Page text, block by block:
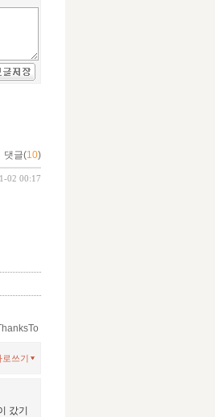
댓글(10)
02 00:17
로쓰기
갔기